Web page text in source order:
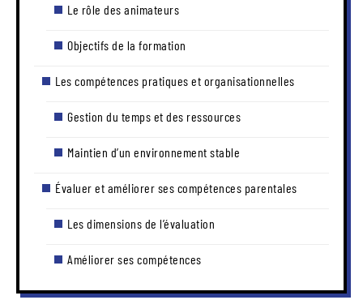
Le rôle des animateurs
Objectifs de la formation
Les compétences pratiques et organisationnelles
Gestion du temps et des ressources
Maintien d’un environnement stable
Évaluer et améliorer ses compétences parentales
Les dimensions de l’évaluation
Améliorer ses compétences